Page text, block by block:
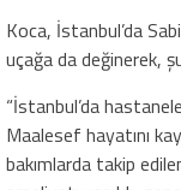
Koca, İstanbul’da
uçağa da değinerek,
“İstanbul’da
Maalesef hayatını
bakımlarda takip